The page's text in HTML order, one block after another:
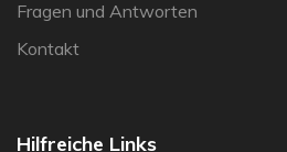
Fragen und Antworten
Kontakt
Hilfreiche Links